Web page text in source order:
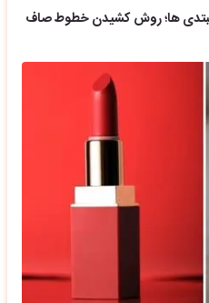
ها؛ روش کشیدن خطوط صاف